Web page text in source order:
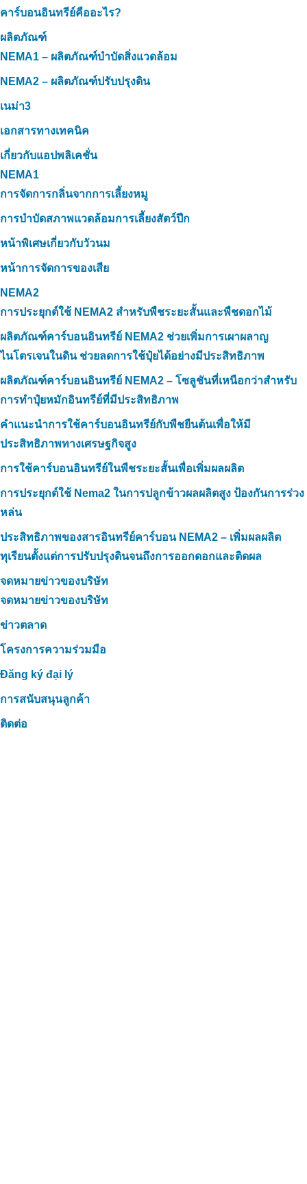
คาร์บอนอินทรีย์คืออะไร?
ผลิตภัณฑ์
NEMA1 – ผลิตภัณฑ์บำบัดสิ่งแวดล้อม
NEMA2 – ผลิตภัณฑ์ปรับปรุงดิน
เนม่า3
เอกสารทางเทคนิค
เกี่ยวกับแอปพลิเคชั่น
NEMA1
การจัดการกลิ่นจากการเลี้ยงหมู
การบำบัดสภาพแวดล้อมการเลี้ยงสัตว์ปีก
หน้าพิเศษเกี่ยวกับวัวนม
หน้าการจัดการของเสีย
NEMA2
การประยุกต์ใช้ NEMA2 สำหรับพืชระยะสั้นและพืชดอกไม้
ผลิตภัณฑ์คาร์บอนอินทรีย์ NEMA2 ช่วยเพิ่มการเผาผลาญ
ไนโตรเจนในดิน ช่วยลดการใช้ปุ๋ยได้อย่างมีประสิทธิภาพ
ผลิตภัณฑ์คาร์บอนอินทรีย์ NEMA2 – โซลูชันที่เหนือกว่าสำหรับ
การทำปุ๋ยหมักอินทรีย์ที่มีประสิทธิภาพ
คำแนะนำการใช้คาร์บอนอินทรีย์กับพืชยืนต้นเพื่อให้มี
ประสิทธิภาพทางเศรษฐกิจสูง
การใช้คาร์บอนอินทรีย์ในพืชระยะสั้นเพื่อเพิ่มผลผลิต
การประยุกต์ใช้ Nema2 ในการปลูกข้าวผลผลิตสูง ป้องกันการร่วง
หล่น
ประสิทธิภาพของสารอินทรีย์คาร์บอน NEMA2 – เพิ่มผลผลิต
ทุเรียนตั้งแต่การปรับปรุงดินจนถึงการออกดอกและติดผล
จดหมายข่าวของบริษัท
จดหมายข่าวของบริษัท
ข่าวตลาด
โครงการความร่วมมือ
Đăng ký đại lý
การสนับสนุนลูกค้า
ติดต่อ